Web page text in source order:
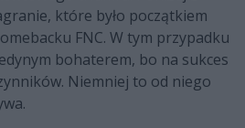
które było początkiem
FNC. W tym przypadku
bohaterem, bo na sukces
Niemniej to od niego